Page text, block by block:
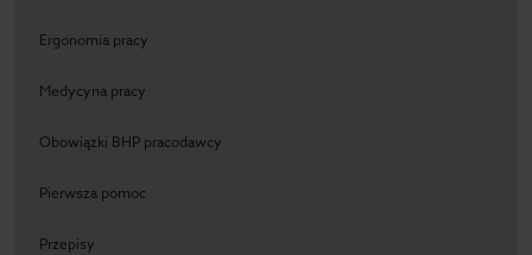
Ergonomia pracy
Medycyna pracy
Obowiązki BHP pracodawcy
Pierwsza pomoc
Przepisy